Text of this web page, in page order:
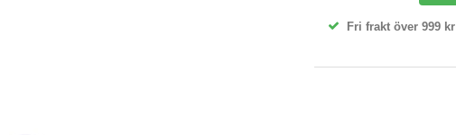
Fri frakt över 999 kr